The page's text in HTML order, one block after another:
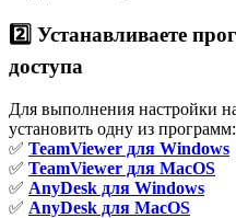
2️⃣ Устанавливаете
доступа
Для выполнения настройки
установить одну из программ:
✅ TeamViewer для Windows
✅ TeamViewer для MacOS
✅ AnyDesk для Windows
✅ AnyDesk для MacOS